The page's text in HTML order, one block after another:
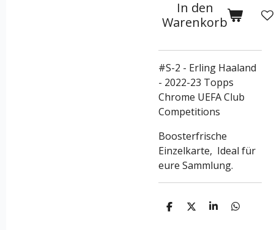
In den
Warenkorb
#S-2 - Erling Haaland
- 2022-23 Topps
Chrome UEFA Club
Competitions
Boosterfrische
Einzelkarte, Ideal für
eure Sammlung.
T
T
T
T